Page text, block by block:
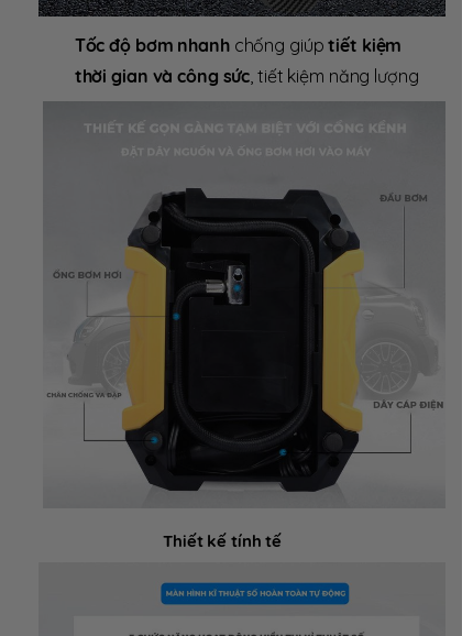
Tốc độ bơm nhanhchống giúptiết kiệm
thời gian và công sức, tiết kiệm năng lượng
Thiết kế tính tế